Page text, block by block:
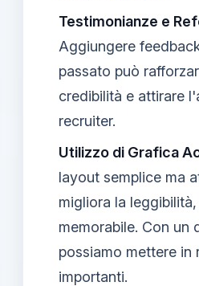
Testimonianze e
Aggiungere
passato può
credibilità e attirare
recruiter.
Utilizzo di Grafica
layout semplice ma
migliora la
memorabile. Con un
possiamo mettere in
importanti.